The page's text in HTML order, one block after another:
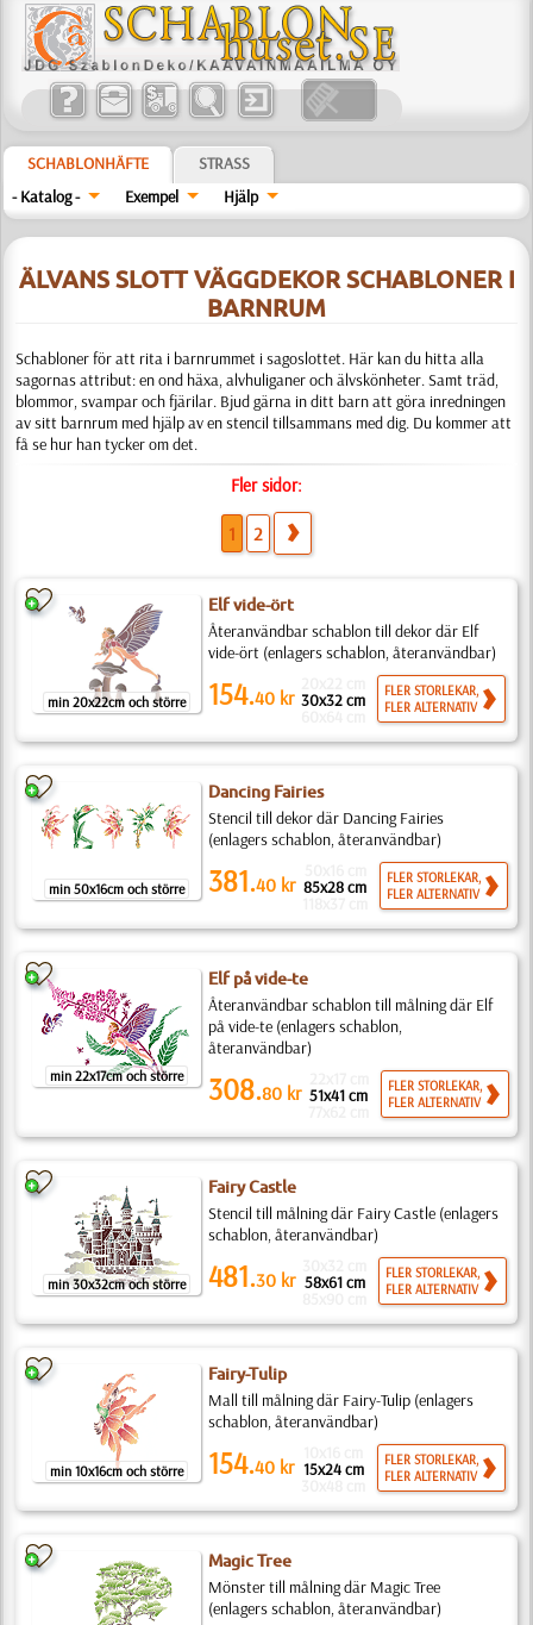
SCHABLONHÄFTE
STRASS
- Katalog -
Exempel Hjälp
ÄLVANS SLOTT VÄGGDEKOR SCHABLONER I
BARNRUM
Schabloner för att rita i barnrummet i sagoslottet. Här kan du hitta alla
sagornas attribut: en ond häxa, alvhuliganer och älvskönheter. Samt träd,
blommor, svampar och fjärilar. Bjud gärna in ditt barn att göra inredningen
av sitt barnrum med hjälp av en stencil tillsammans med dig. Du kommer att
få se hur han tycker om det.
Fler sidor:
1 2
min 20x22cm och större
Elf vide-ört
Återanvändbar schablon till dekor där Elf
vide-ört (enlagers schablon, återanvändbar)
154.40 kr 30x32 cm
FLER STORLEKAR,
FLER ALTERNATIV
min 50x16cm och större
Dancing Fairies
Stencil till dekor där Dancing Fairies
(enlagers schablon, återanvändbar)
381.40 kr 85x28 cm
FLER STORLEKAR,
FLER ALTERNATIV
min 22x17cm och större
Elf på vide-te
Återanvändbar schablon till målning där Elf
på vide-te (enlagers schablon,
återanvändbar)
308.80 kr 51x41 cm
FLER STORLEKAR,
FLER ALTERNATIV
min 30x32cm och större
Fairy Castle
Stencil till målning där Fairy Castle (enlagers
schablon, återanvändbar)
481.30 kr 58x61 cm
FLER STORLEKAR,
FLER ALTERNATIV
min 10x16cm och större
Fairy-Tulip
Mall till målning där Fairy-Tulip (enlagers
schablon, återanvändbar)
154.40 kr 15x24 cm
FLER STORLEKAR,
FLER ALTERNATIV
Magic Tree
Mönster till målning där Magic Tree
(enlagers schablon, återanvändbar)